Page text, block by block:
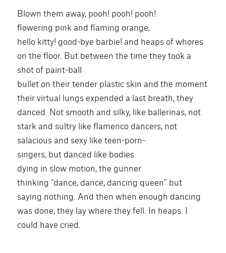
Blown them away, pooh! pooh! pooh!
flowering pink and flaming orange,
hello kitty! good-bye barbie! and heaps of whores
on the floor. But between the time they took a
shot of paint-ball
bullet on their tender plastic skin and the moment
their virtual lungs expended a last breath, they
danced. Not smooth and silky, like ballerinas, not
stark and sultry like flamenco dancers, not
salacious and sexy like teen-porn-
singers, but danced like bodies
dying in slow motion, the gunner
thinking “dance, dance, dancing queen” but
saying nothing. And then when enough dancing
was done, they lay where they fell. In heaps. I
could have cried.